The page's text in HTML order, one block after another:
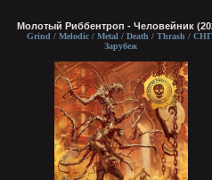
Молотый Риббентроп - Человейник
Grind / Melodic / Metal / Death / Thrash /
Зарубеж